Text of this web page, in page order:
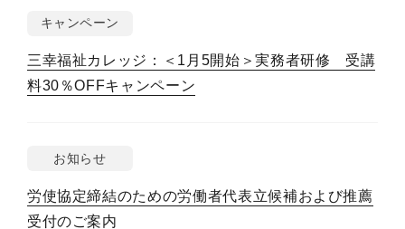
キャンペーン
三幸福祉カレッジ：＜1月5開始＞実務者研修 受講
料30％OFFキャンペーン
お知らせ
労使協定締結のための労働者代表立候補および推薦
受付のご案内